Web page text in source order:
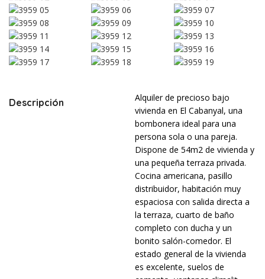
Descripción
Alquiler de precioso bajo
vivienda en El Cabanyal, una
bombonera ideal para una
persona sola o una pareja.
Dispone de 54m2 de vivienda y
una pequeña terraza privada.
Cocina americana, pasillo
distribuidor, habitación muy
espaciosa con salida directa a
la terraza, cuarto de baño
completo con ducha y un
bonito salón-comedor. El
estado general de la vivienda
es excelente, suelos de